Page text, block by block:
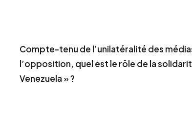
Compte-tenu de l’unilatéralité des
l’opposition, quel est le rôle de la
Venezuela » ?